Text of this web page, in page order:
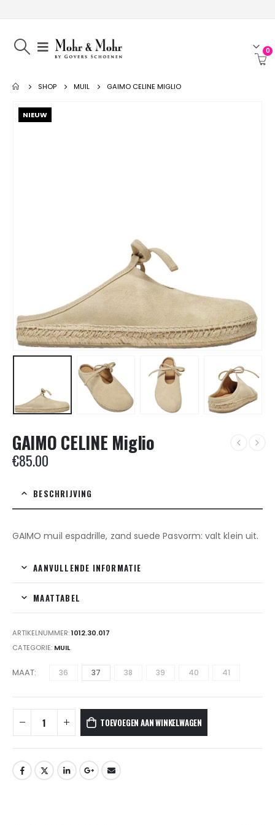
0
SHOP MUIL GAIMO CELINE MIGLIO
NIEUW
GAIMO CELINE Miglio
€85.00
BESCHRIJVING
GAIMO muil espadrille, zand suede Pasvorm: valt klein uit.
AANVULLENDE INFORMATIE
MAATTABEL
ARTIKELNUMMER:1012.30.017
CATEGORIE: MUIL
MAAT 36 37 38 39 40 41
TOEVOEGEN AAN WINKELWAGEN